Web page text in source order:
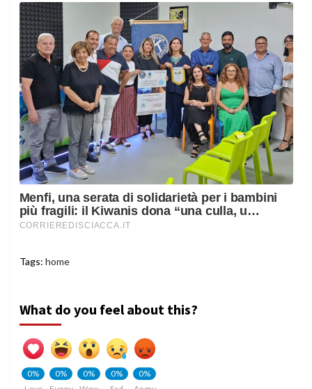
Tags: home
What do you feel about this?
0%
0%
0%
0%
0%